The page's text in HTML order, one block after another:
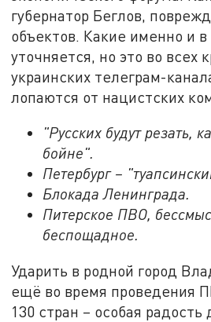
губернатор Беглов,
объектов. Какие именно и
уточняется, но это во всех
украинских телеграм-
лопаются от нацистских
"Русских будут резать,
бойне".
Петербург –
Блокада Ленинграда.
Питерское ПВО,
беспощадное.
Ударить в родной город
ещё во время проведения
130 стран – особая